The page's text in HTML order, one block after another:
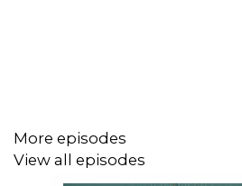
More episodes
View all episodes